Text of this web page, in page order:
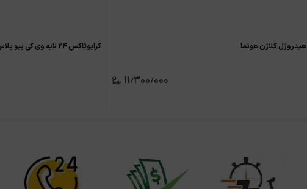
هیدروژل کلاژن هونما
۱۱٫۳۰۰٫۰۰۰
کرابوتاکس ۲۴ لایه وی کی بیو پلاس